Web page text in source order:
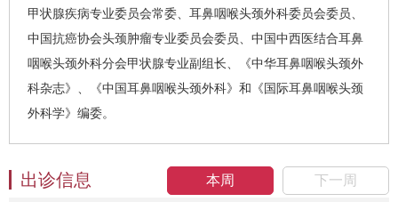
甲状腺疾病专业委员会常委、耳鼻咽喉头颈外科委员会委员、
中国抗癌协会头颈肿瘤专业委员会委员、中国中西医结合耳鼻
咽喉头颈外科分会甲状腺专业副组长、《中华耳鼻咽喉头颈外
科杂志》、《中国耳鼻咽喉头颈外科》和《国际耳鼻咽喉头颈
外科学》编委。
本周 下一周
出诊信息